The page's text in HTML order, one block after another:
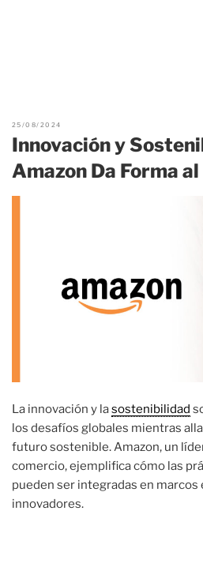
25/08/2024
Innovación y
Amazon Da Forma
La innovación y lasostenibilidad
los desafíos globales mientras
futuro sostenible. Amazon, un
comercio, ejemplifica cómo las
pueden ser integradas en marcos
innovadores.